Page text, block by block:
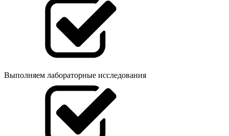
Выполняем лабораторные исследования